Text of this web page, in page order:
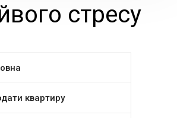
стресу
квартиру